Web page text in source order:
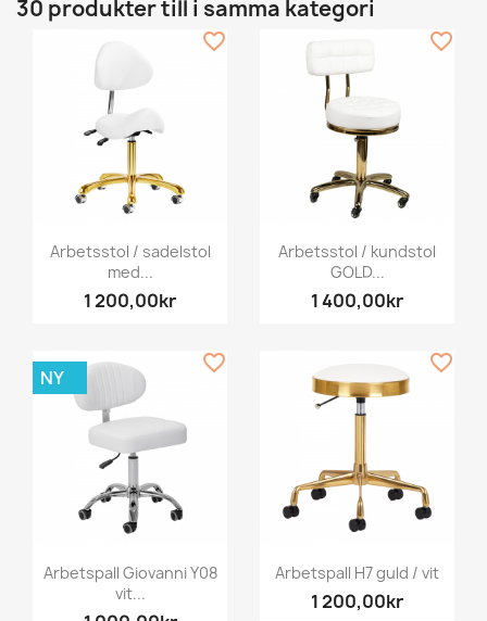
30 produkter till i samma kategori
Arbetsstol / sadelstol
med...
1 200,00kr
favorite_border
Arbetsstol / kundstol
GOLD...
1 400,00kr
favorite_border
Arbetspall Giovanni Y08
vit...
NY
favorite_border
Arbetspall H7 guld / vit
1 200,00kr
favorite_border